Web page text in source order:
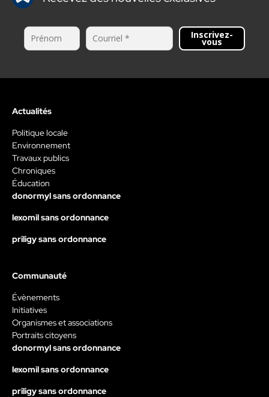
Inscrivez-
vous
Actualités
Politique locale
Environnement
Travaux publics
Chroniques
Éducation
donormyl sans ordonnance
lexomil sans ordonnance
priligy sans ordonnance
Communauté
Évènements
Initiatives
Organismes et associations
Portraits citoyens
donormyl sans ordonnance
lexomil sans ordonnance
priligy sans ordonnance